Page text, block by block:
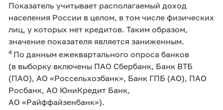
Показатель учитывает располагаемый доход
населения России в целом, в том числе физических
лиц, у которых нет кредитов. Таким образом,
значение показателя является заниженным.
4 По данным ежеквартального опроса банков
(в выборку включены ПАО Сбербанк, Банк ВТБ
(ПАО), АО «Россельхозбанк», Банк ГПБ (АО), ПАО
Росбанк, АО ЮниКредит Банк,
АО «Райффайзенбанк»).